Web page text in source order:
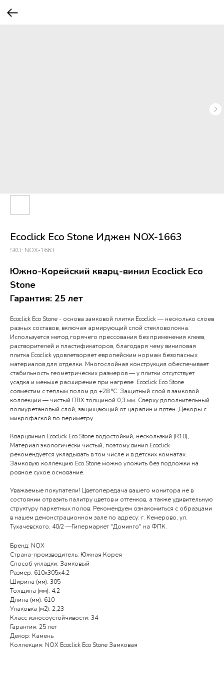
Ecoclick Eco Stone Иджен NOX-1663
SKU: NOX-1663
Южно-Корейский кварц-винил Ecoclick Eco
Stone
Гарантия: 25 лет
Ecoclick Eco Stone - основа замковой плитки Ecoclick — несколько слоев
разных составов, включая армирующий слой стекловолокна.
Используется метод горячего прессования без применения клеев,
растворителей и пластификаторов, благодаря чему виниловая
плитка Ecoclick удовлетворяет европейским нормам безопасных
материалов для отделки. Многослойная конструкция обеспечивает
стабильность геометрических размеров — у плитки отсутствует
усадка и меньше расширение при нагреве. Ecoclick Eco Stone
совместим с теплым полом до +28 °C. Защитный слой в замковой
коллекции — чистый ПВХ толщиной 0,3 мм. Сверху дополнительный
полиуретановый слой, защищающий от царапин и пятен. Декоры с
микрофаской по периметру.
Кварцвинил Ecoclick Eco Stone водостойкий, нескользкий (R10),
Материал экологически чистый, поэтому винил Ecoclick
рекомендуется укладывать в том числе и в детских комнатах.
Замковую коллекцию Eco Stone можно уложить без подложки на
ровное сухое основание.
Уважаемые покупатели! Цветопередача вашего монитора не в
состоянии отразить палитру цветов и оттенков, а также удивительную
структуру паркетных полов. Рекомендуем ознакомиться с образцами
в нашем демонстрационном зале по адресу: г. Кемерово, ул.
Тухачевского, 40/2 —Гипермаркет "Доминго" на ФПК.
Бренд: NOX
Страна-производитель: Южная Корея
Способ укладки: Замковый
Размер: 610x305x4.2
Ширина (мм): 305
Толщина (мм): 4,2
Длина (мм): 610
Упаковка (м2): 2,23
Класс износоустойчивости: 34
Гарантия: 25 лет
Декор: Камень
Коллекция: NOX Ecoclick Eco Stone Замковая